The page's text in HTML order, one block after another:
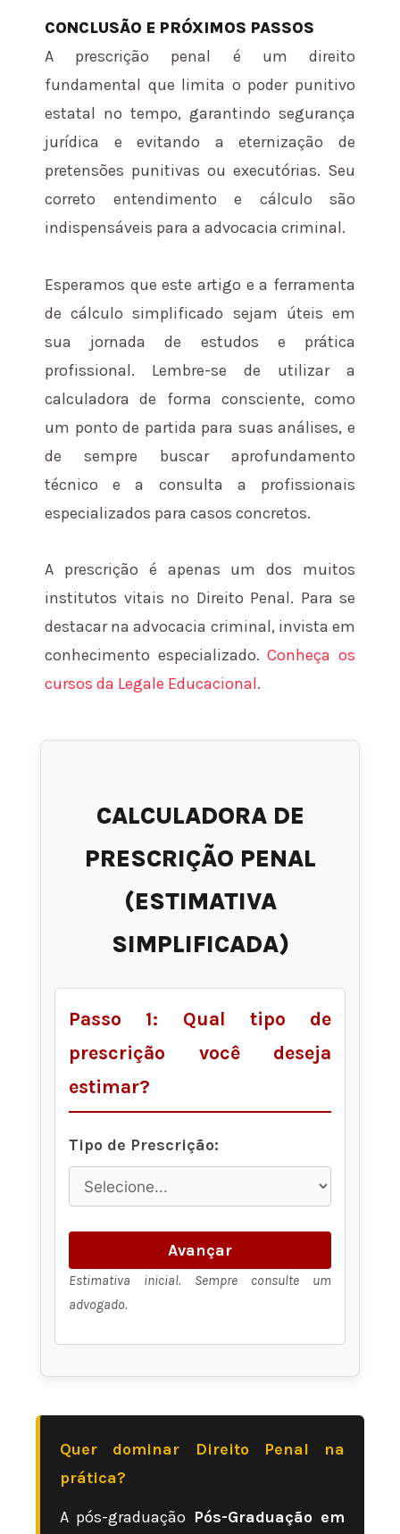
CONCLUSÃO E PRÓXIMOS PASSOS
A prescrição penal é um direito
fundamental que limita o poder punitivo
estatal no tempo, garantindo segurança
jurídica e evitando a eternização de
pretensões punitivas ou executórias. Seu
correto entendimento e cálculo são
indispensáveis para a advocacia criminal.
Esperamos que este artigo e a ferramenta
de cálculo simplificado sejam úteis em
sua jornada de estudos e prática
profissional. Lembre-se de utilizar a
calculadora de forma consciente, como
um ponto de partida para suas análises, e
de sempre buscar aprofundamento
técnico e a consulta a profissionais
especializados para casos concretos.
A prescrição é apenas um dos muitos
institutos vitais no Direito Penal. Para se
destacar na advocacia criminal, invista em
conhecimento especializado.Conheça os
cursos da Legale Educacional.
CALCULADORA DE
PRESCRIÇÃO PENAL
(ESTIMATIVA
SIMPLIFICADA)
Passo 1: Qual tipo de
prescrição você deseja
estimar?
Tipo de Prescrição:
Avançar
Estimativa inicial. Sempre consulte um
advogado.
Quer dominar Direito Penal na
prática?
A pós-graduação Pós-Graduação em